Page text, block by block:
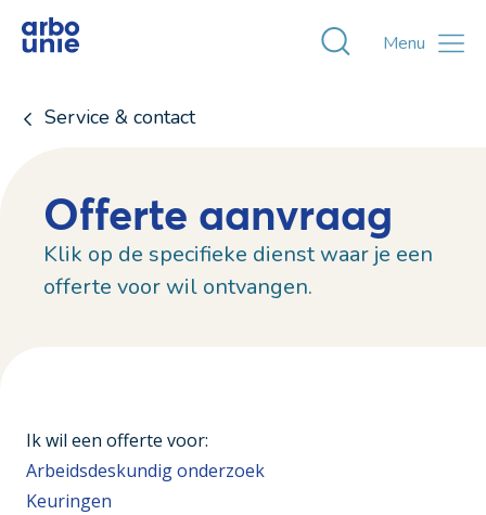
Toggle
Menu
Service & contact
Offerte aanvraag
Klik op de specifieke dienst waar je een
offerte voor wil ontvangen.
Ik wil een offerte voor:
Arbeidsdeskundig onderzoek
Keuringen